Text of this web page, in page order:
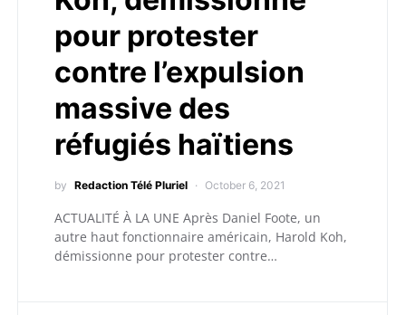
pour protester
contre l’expulsion
massive des
réfugiés haïtiens
by Redaction Télé Pluriel October 6, 2021
ACTUALITÉ À LA UNE Après Daniel Foote, un
autre haut fonctionnaire américain, Harold Koh,
démissionne pour protester contre…